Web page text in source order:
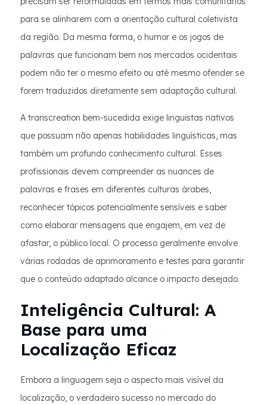
para se alinharem com a orientação cultural coletivista
da região. Da mesma forma, o humor e os jogos de
palavras que funcionam bem nos mercados ocidentais
podem não ter o mesmo efeito ou até mesmo ofender se
forem traduzidos diretamente sem adaptação cultural.
A transcreation bem-sucedida exige linguistas nativos
que possuam não apenas habilidades linguísticas, mas
também um profundo conhecimento cultural. Esses
profissionais devem compreender as nuances de
palavras e frases em diferentes culturas árabes,
reconhecer tópicos potencialmente sensíveis e saber
como elaborar mensagens que engajem, em vez de
afastar, o público local. O processo geralmente envolve
várias rodadas de aprimoramento e testes para garantir
que o conteúdo adaptado alcance o impacto desejado.
Inteligência Cultural: A
Base para uma
Localização Eficaz
Embora a linguagem seja o aspecto mais visível da
localização, o verdadeiro sucesso no mercado do